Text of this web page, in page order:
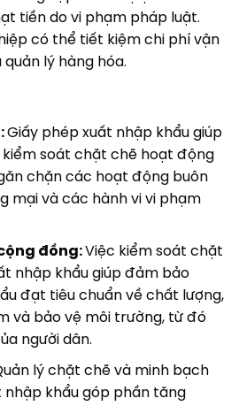
tiền do vi phạm pháp luật.
có thể tiết kiệm chi phí vận
lý hàng hóa.
Giấy phép xuất nhập khẩu giúp
kiểm soát chặt chẽ hoạt động
chặn các hoạt động buôn
mại và các hành vi vi phạm
đồng:Việc kiểm soát chặt
nhập khẩu giúp đảm bảo
đạt tiêu chuẩn về chất lượng,
và bảo vệ môi trường, từ đó
người dân.
lý chặt chẽ và minh bạch
khẩu góp phần tăng